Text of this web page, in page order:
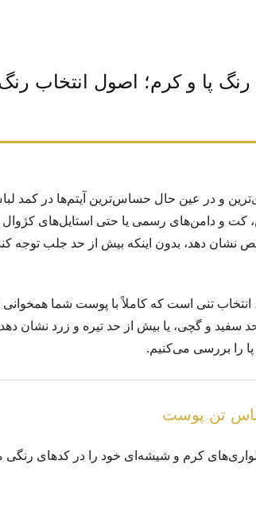
پا و کرم؛ اصول انتخاب
و در عین حال حساس‌ترین آیتم‌ها در کمد
و دامن‌های رسمی یا حتی استایل‌های کژوال
دهد، بدون اینکه بیش از حد جلب توجه
تنی است که کاملاً با پوست شما همخوانی
سفید و گچی، یا بیش از حد تیره و زرد نشان
پا را بررسی می‌کنیم.
تن پوست
کرم و شیشه‌ای خود را در کدهای رنگی